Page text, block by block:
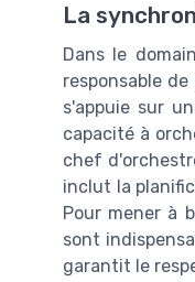
La
Dans le
responsable
s'appuie sur
capacité à
chef
inclut la
Pour mener à
sont
garantit le